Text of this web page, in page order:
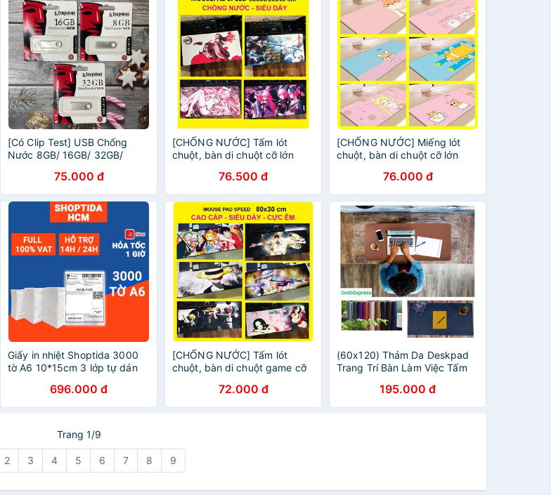
[Có Clip Test] USB Chống
Nước 8GB/ 16GB/ 32GB/
75.000 đ
[CHỐNG NƯỚC] Tấm lót
chuột, bàn di chuột cỡ lớn
DIỆT QUỶ CỨU NHÂN
76.500 đ
[CHỐNG NƯỚC] Miếng lót
chuột, bàn di chuột cỡ lớn
cưng tặng bạn gái
76.000 đ
Giấy in nhiệt Shoptida 3000
tờ A6 10*15cm 3 lớp tự dán
696.000 đ
[CHỐNG NƯỚC] Tấm lót
chuột, bàn di chuột game cỡ
3 mm, ANIME ONE PIECE
72.000 đ
(60x120) Thảm Da Deskpad
Trang Trí Bàn Làm Việc Tấm
Mềm Mịn Chống Nước
195.000 đ
Trang 1/9
2 3 4 5 6 7 8 9